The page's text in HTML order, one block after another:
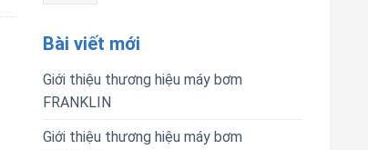
Bài viết mới
Giới thiệu thương hiệu máy bơm
FRANKLIN
Giới thiệu thương hiệu máy bơm